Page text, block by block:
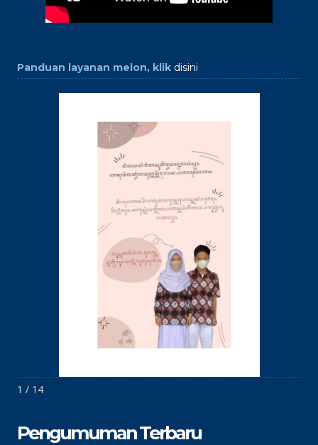
Panduan layanan melon, klik disini
1 / 14
Pengumuman Terbaru